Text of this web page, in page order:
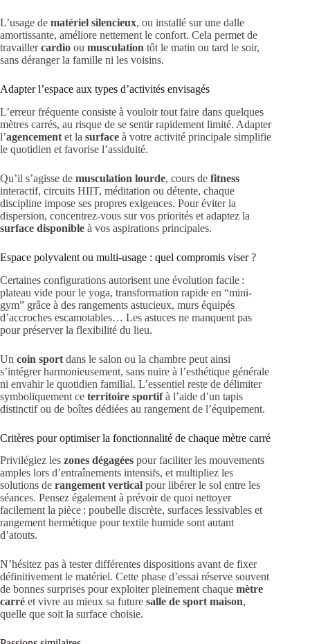
L’usage de matériel silencieux, ou installé sur une dalle
amortissante, améliore nettement le confort. Cela permet de
travaillercardio ou musculation tôt le matin ou tard le soir,
sans déranger la famille ni les voisins.
Adapter l’espace aux types d’activités envisagés
L’erreur fréquente consiste à vouloir tout faire dans quelques
mètres carrés, au risque de se sentir rapidement limité. Adapter
l’agencement et la surface à votre activité principale simplifie
le quotidien et favorise l’assiduité.
Qu’il s’agisse de musculation lourde, cours de fitness
interactif, circuits HIIT, méditation ou détente, chaque
discipline impose ses propres exigences. Pour éviter la
dispersion, concentrez-vous sur vos priorités et adaptez la
surface disponible à vos aspirations principales.
Espace polyvalent ou multi-usage : quel compromis viser ?
Certaines configurations autorisent une évolution facile :
plateau vide pour le yoga, transformation rapide en “mini-
gym” grâce à des rangements astucieux, murs équipés
d’accroches escamotables… Les astuces ne manquent pas
pour préserver la flexibilité du lieu.
Un coin sport dans le salon ou la chambre peut ainsi
s’intégrer harmonieusement, sans nuire à l’esthétique générale
ni envahir le quotidien familial. L’essentiel reste de délimiter
symboliquement ce territoire sportifà l’aide d’un tapis
distinctif ou de boîtes dédiées au rangement de l’équipement.
Critères pour optimiser la fonctionnalité de chaque mètre carré
Privilégiez les zones dégagées pour faciliter les mouvements
amples lors d’entraînements intensifs, et multipliez les
solutions de rangement vertical pour libérer le sol entre les
séances. Pensez également à prévoir de quoi nettoyer
facilement la pièce : poubelle discrète, surfaces lessivables et
rangement hermétique pour textile humide sont autant
d’atouts.
N’hésitez pas à tester différentes dispositions avant de fixer
définitivement le matériel. Cette phase d’essai réserve souvent
de bonnes surprises pour exploiter pleinement chaque mètre
carré et vivre au mieux sa future salle de sport maison,
quelle que soit la surface choisie.